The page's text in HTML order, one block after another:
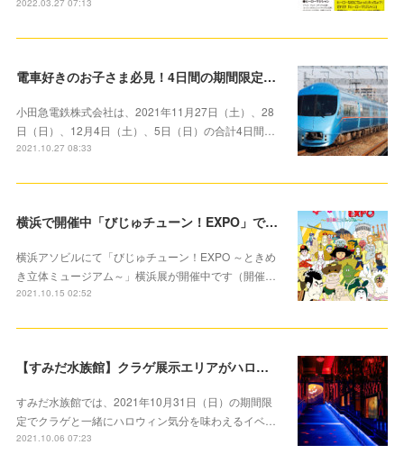
2022.03.27 07:13
電車好きのお子さま必見！4日間の期間限定 「お子さま対象」100円で小田急線を1日満喫できる「1日全線フリー乗車券」を発売
小田急電鉄株式会社は、2021年11月27日（土）、28
日（日）、12月4日（土）、5日（日）の合計4日間…
2021.10.27 08:33
横浜で開催中「びじゅチューン！EXPO」で楽しく芸術の秋を楽しもう
横浜アソビルにて「びじゅチューン！EXPO ～ときめ
き立体ミュージアム～」横浜展が開催中です（開催…
2021.10.15 02:52
【すみだ水族館】クラゲ展示エリアがハロウィンバージョンに！ 「ハロウィン in すみだ水族館」開催中
すみだ水族館では、2021年10月31日（日）の期間限
定でクラゲと一緒にハロウィン気分を味わえるイベ…
2021.10.06 07:23